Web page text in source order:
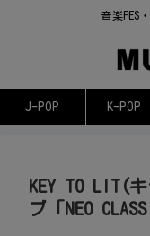
音楽FES
J-POP K-POP
KEY TO LIT(
ブ「NEO